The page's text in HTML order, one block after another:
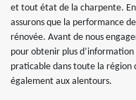
et tout état de la charpente.
assurons que la performance
rénovée. Avant de nous
pour obtenir plus
praticable dans toute la région
également aux alentours.